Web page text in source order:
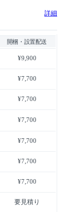
詳細
開梱・設置配送
¥9,900
¥7,700
¥7,700
¥7,700
¥7,700
¥7,700
¥7,700
要見積り